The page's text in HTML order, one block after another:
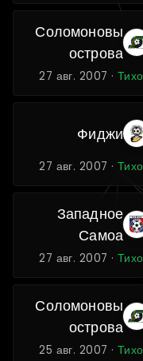
Соломоновы
острова
27 авг. 2007 ·
Фиджи
27 авг. 2007 ·
Западное
Самоа
27 авг. 2007 ·
Соломоновы
острова
25 авг. 2007 ·